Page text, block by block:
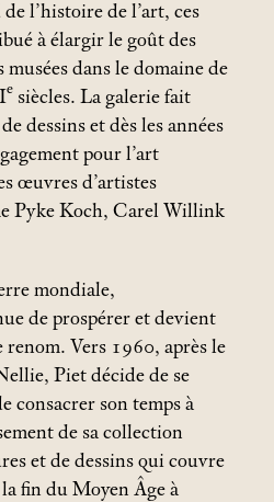
l’histoire de l’art, ces
à élargir le goût des
dans le domaine de
e siècles. La galerie fait
dessins et dès les années
pour l’art
œuvres d’artistes
Pyke Koch, Carel Willink
mondiale,
de prospérer et devient
Vers 1960, après le
Piet décide de se
consacrer son temps à
de sa collection
et de dessins qui couvre
fin du Moyen Âge à